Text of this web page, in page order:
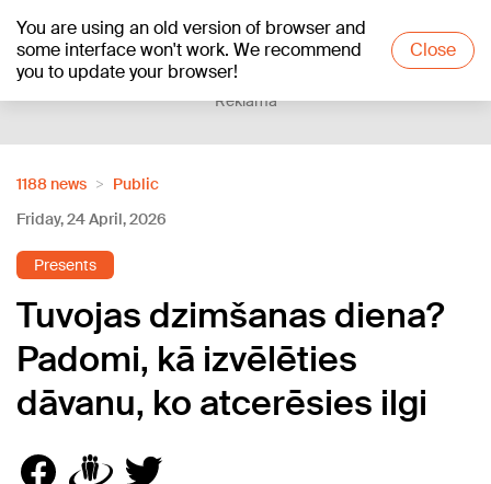
You are using an old version of browser and
some interface won't work. We recommend
you to update your browser!
Close
+20°C
Reklāma
1188 news
Public
Friday, 24 April, 2026
Presents
Tuvojas dzimšanas diena?
Padomi, kā izvēlēties
dāvanu, ko atcerēsies ilgi